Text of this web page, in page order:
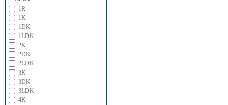
1R
1K
1DK
1LDK
2K
2DK
2LDK
3K
3DK
3LDK
4K